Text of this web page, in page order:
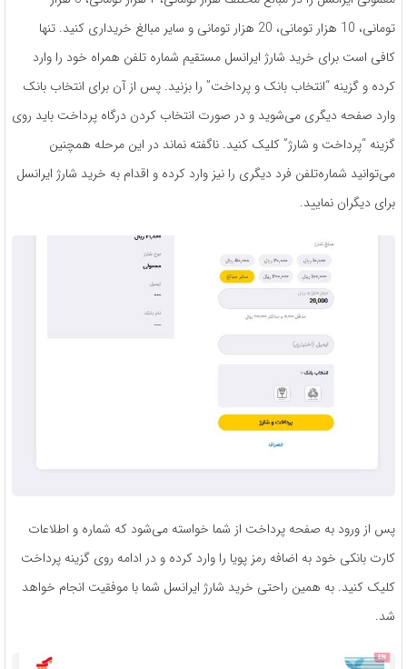
تومانی، 10 هزار تومانی، 20 هزار تومانی و سایر مبالغ خریداری کنید. تنها
کافی است برای خرید شارژ ایرانسل مستقیم شماره تلفن همراه خود را وارد
کرده و گزینه “انتخاب بانک و پرداخت” را بزنید. پس از آن برای انتخاب بانک
وارد صفحه دیگری می‌شوید و در صورت انتخاب کردن درگاه پرداخت باید روی
گزینه “پرداخت و شارژ” کلیک کنید. ناگفته نماند در این مرحله همچنین
می‌توانید شماره‌تلفن فرد دیگری را نیز وارد کرده و اقدام به خرید شارژ ایرانسل
برای دیگران نمایید.
پس از ورود به صفحه پرداخت از شما خواسته می‌شود که شماره و اطلاعات
کارت بانکی خود به‌ اضافه رمز پویا را وارد کرده و در ادامه روی گزینه پرداخت
کلیک کنید. به همین راحتی خرید شارژ ایرانسل شما با موفقیت انجام خواهد
شد.